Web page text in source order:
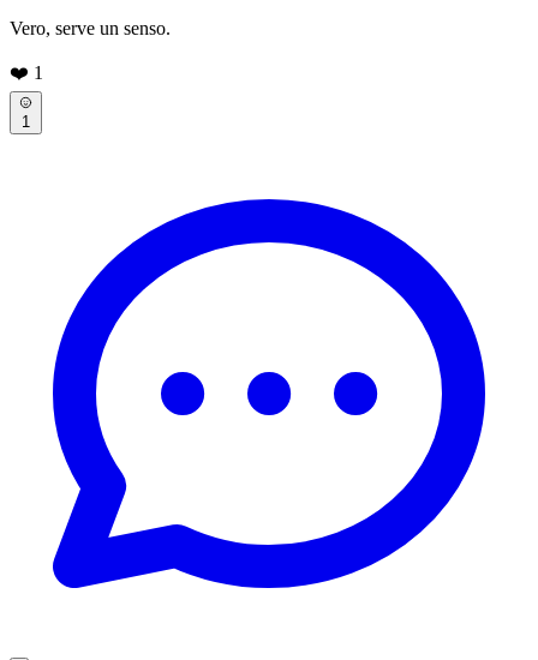
Vero, serve un senso.
❤️ 1
1